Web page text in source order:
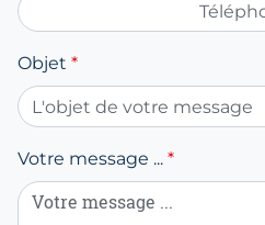
Objet *
Votre message ... *